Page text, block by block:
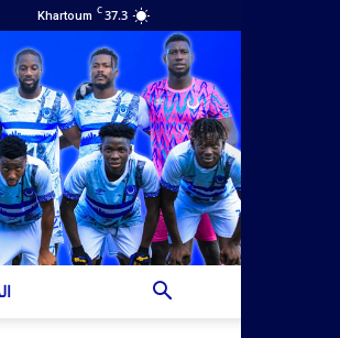
37.3
C
Khartoum